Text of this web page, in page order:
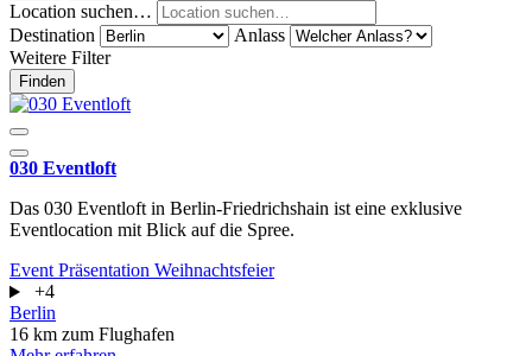
Location suchen…
Destination
Anlass
Weitere Filter
Finden
030 Eventloft
Das 030 Eventloft in Berlin-Friedrichshain ist eine exklusive
Eventlocation mit Blick auf die Spree.
Event Präsentation Weihnachtsfeier
+4
Berlin
16 km zum Flughafen